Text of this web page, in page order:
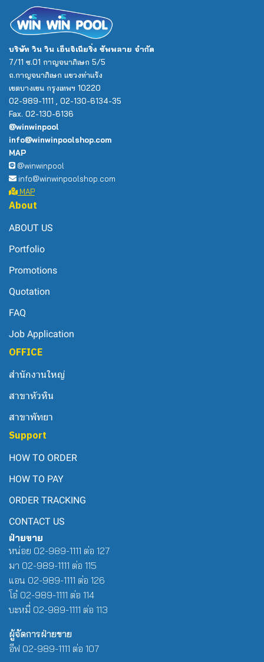
บริษัท วิน วิน เอ็นจิเนียริ่ง ซัพพลาย จำกัด
7/11 ซ.01 กาญจนาภิเษก 5/5
ถ.กาญจนาภิเษก แขวงท่าแร้ง
เขตบางเขน กรุงเทพฯ 10220
02-989-1111 , 02-130-6134-35
Fax. 02-130-6136
@winwinpool
info@winwinpoolshop.com
MAP
@winwinpool
info@winwinpoolshop.com
MAP
About
ABOUT US
Portfolio
Promotions
Quotation
FAQ
Job Application
OFFICE
สำนักงานใหญ่
สาขาหัวหิน
สาขาพัทยา
Support
HOW TO ORDER
HOW TO PAY
ORDER TRACKING
CONTACT US
ฝ่ายขาย
หน่อย 02-989-1111 ต่อ 127
มา 02-989-1111 ต่อ 115
แอน 02-989-1111 ต่อ 126
โอ๋ 02-989-1111 ต่อ 114
บะหมี่ 02-989-1111 ต่อ 113
ผู้จัดการฝ่ายขาย
อีฟ 02-989-1111 ต่อ 107